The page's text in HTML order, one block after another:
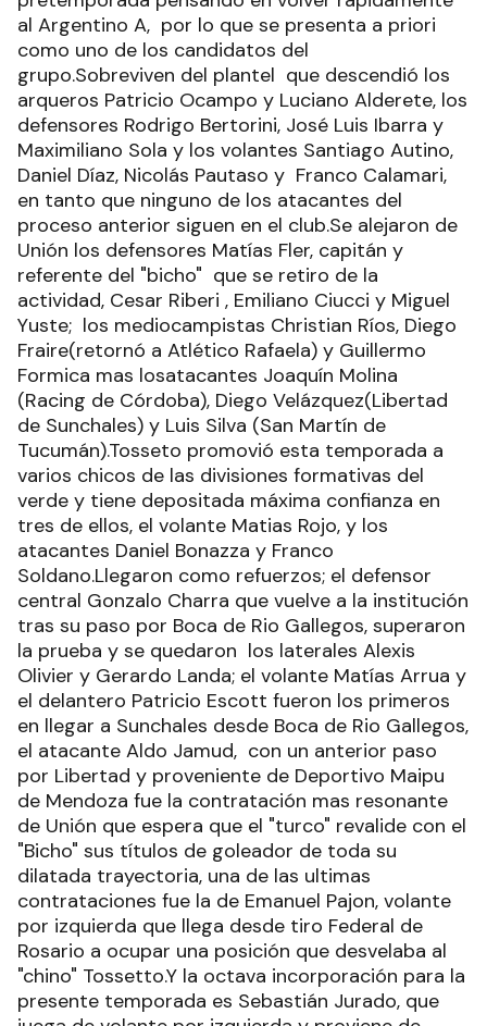
al Argentino A, por lo que se presenta a priori
como uno de los candidatos del
grupo.Sobreviven del plantel que descendió los
arqueros Patricio Ocampo y Luciano Alderete, los
defensores Rodrigo Bertorini, José Luis Ibarra y
Maximiliano Sola y los volantes Santiago Autino,
Daniel Díaz, Nicolás Pautaso y Franco Calamari,
en tanto que ninguno de los atacantes del
proceso anterior siguen en el club.Se alejaron de
Unión los defensores Matías Fler, capitán y
referente del "bicho" que se retiro de la
actividad, Cesar Riberi , Emiliano Ciucci y Miguel
Yuste; los mediocampistas Christian Ríos, Diego
Fraire(retornó a Atlético Rafaela) y Guillermo
Formica mas losatacantes Joaquín Molina
(Racing de Córdoba), Diego Velázquez(Libertad
de Sunchales) y Luis Silva (San Martín de
Tucumán).Tosseto promovió esta temporada a
varios chicos de las divisiones formativas del
verde y tiene depositada máxima confianza en
tres de ellos, el volante Matias Rojo, y los
atacantes Daniel Bonazza y Franco
Soldano.Llegaron como refuerzos; el defensor
central Gonzalo Charra que vuelve a la institución
tras su paso por Boca de Rio Gallegos, superaron
la prueba y se quedaron los laterales Alexis
Olivier y Gerardo Landa; el volante Matías Arrua y
el delantero Patricio Escott fueron los primeros
en llegar a Sunchales desde Boca de Rio Gallegos,
el atacante Aldo Jamud, con un anterior paso
por Libertad y proveniente de Deportivo Maipu
de Mendoza fue la contratación mas resonante
de Unión que espera que el "turco" revalide con el
"Bicho" sus títulos de goleador de toda su
dilatada trayectoria, una de las ultimas
contrataciones fue la de Emanuel Pajon, volante
por izquierda que llega desde tiro Federal de
Rosario a ocupar una posición que desvelaba al
"chino" Tossetto.Y la octava incorporación para la
presente temporada es Sebastián Jurado, que